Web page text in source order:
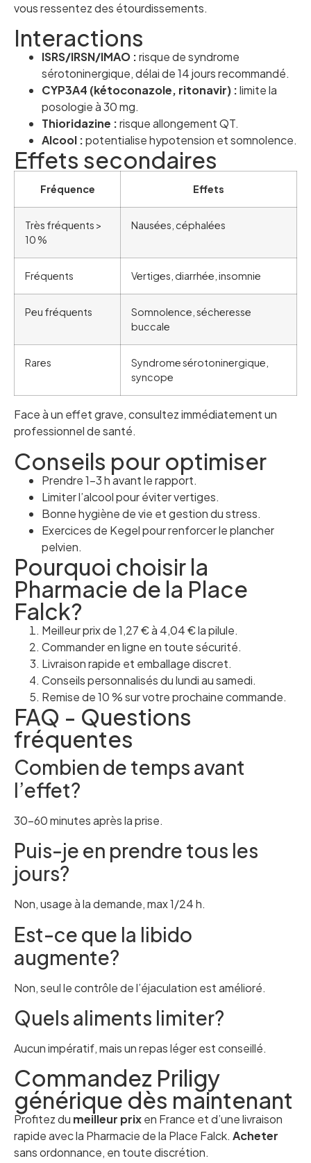
vous ressentez des étourdissements.
Interactions
ISRS/IRSN/IMAO :risque de syndrome
sérotoninergique, délai de 14 jours recommandé.
CYP3A4 (kétoconazole, ritonavir) :limite la
posologie à 30 mg.
Thioridazine :risque allongement QT.
Alcool :potentialise hypotension et somnolence.
Effets secondaires
Fréquence Effets
Très fréquents >
10 %
Nausées, céphalées
Fréquents Vertiges, diarrhée, insomnie
Peu fréquents
Somnolence, sécheresse
buccale
Rares
Syndrome sérotoninergique,
syncope
Face à un effet grave, consultez immédiatement un
professionnel de santé.
Conseils pour optimiser
Prendre 1–3 h avant le rapport.
Limiter l’alcool pour éviter vertiges.
Bonne hygiène de vie et gestion du stress.
Exercices de Kegel pour renforcer le plancher
pelvien.
Pourquoi choisir la
Pharmacie de la Place
Falck?
Meilleur prix de 1,27 € à 4,04 € la pilule.
Commander en ligne en toute sécurité.
Livraison rapide et emballage discret.
Conseils personnalisés du lundi au samedi.
Remise de 10 % sur votre prochaine commande.
FAQ - Questions
fréquentes
Combien de temps avant
l’effet?
30–60 minutes après la prise.
Puis-je en prendre tous les
jours?
Non, usage à la demande, max 1/24 h.
Est-ce que la libido
augmente?
Non, seul le contrôle de l’éjaculation est amélioré.
Quels aliments limiter?
Aucun impératif, mais un repas léger est conseillé.
Commandez Priligy
générique dès maintenant
Profitez du meilleur prixen France et d’une livraison
rapide avec la Pharmacie de la Place Falck. Acheter
sans ordonnance, en toute discrétion.